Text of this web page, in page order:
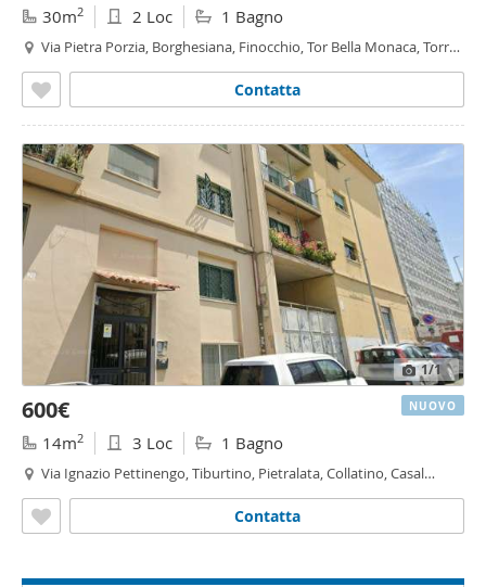
30m2 2 Loc 1 Bagno
Via Pietra Porzia, Borghesiana, Finocchio, Tor Bella Monaca, Torre
Contatta
1/1
600€
14m2 3 Loc 1 Bagno
Via Ignazio Pettinengo, Tiburtino, Pietralata, Collatino, Casal
Contatta
NUOVO